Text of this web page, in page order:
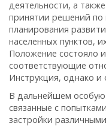
деятельности, а
принятии решений по
планирования
населенных пунктов,
Положение состояло
соответствующие
Инструкция, однако
В дальнейшем особую
связанные с
застройки